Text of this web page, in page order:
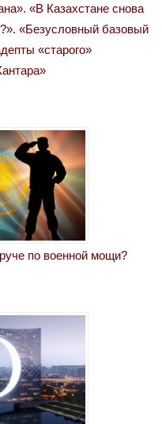
«В Казахстане снова
«Безусловный базовый
«старого»
по военной мощи?